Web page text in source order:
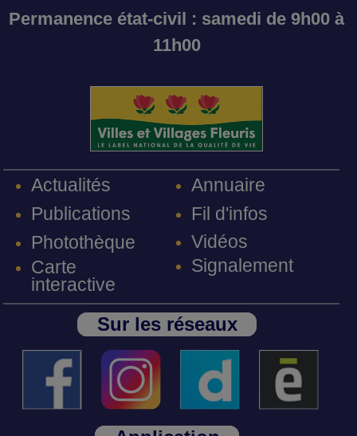
Permanence état-civil : samedi de 9h00 à
11h00
Actualités
Publications
Photothèque
Carte
interactive
Annuaire
Fil d'infos
Vidéos
Signalement
Sur les réseaux